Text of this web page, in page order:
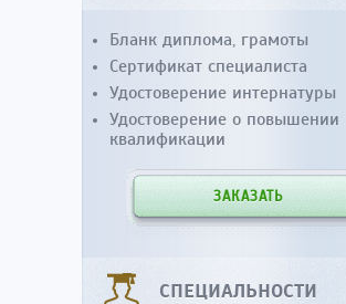
Бланк диплома, грамоты
Сертификат специалиста
Удостоверение интернатуры
Удостоверение о повышении
квалификации
ЗАКАЗАТЬ
СПЕЦИАЛЬНОСТИ